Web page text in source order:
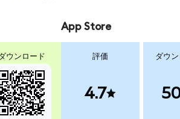
ウンロード
App Store
評価
4.7
ダウ